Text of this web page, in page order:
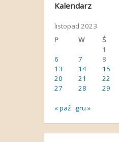
Kalendarz
listopad 2023
P
W Ś
1
6
7 8
13
14 15
20
21 22
27
28 29
« paź gru »